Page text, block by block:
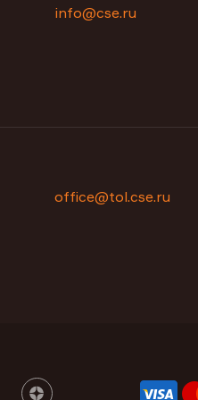
info@cse.ru
office@tol.cse.ru